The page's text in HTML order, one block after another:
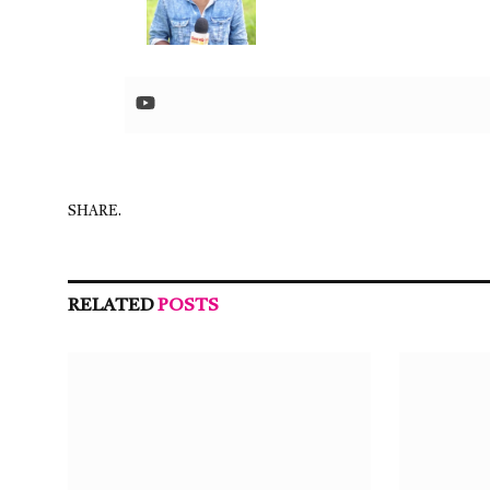
SHARE.
RELATEDPOSTS